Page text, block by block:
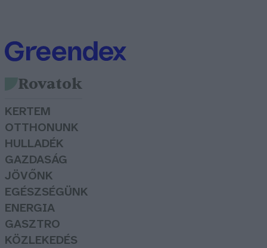
Rovatok
KERTEM
OTTHONUNK
HULLADÉK
GAZDASÁG
JÖVŐNK
EGÉSZSÉGÜNK
ENERGIA
GASZTRO
KÖZLEKEDÉS